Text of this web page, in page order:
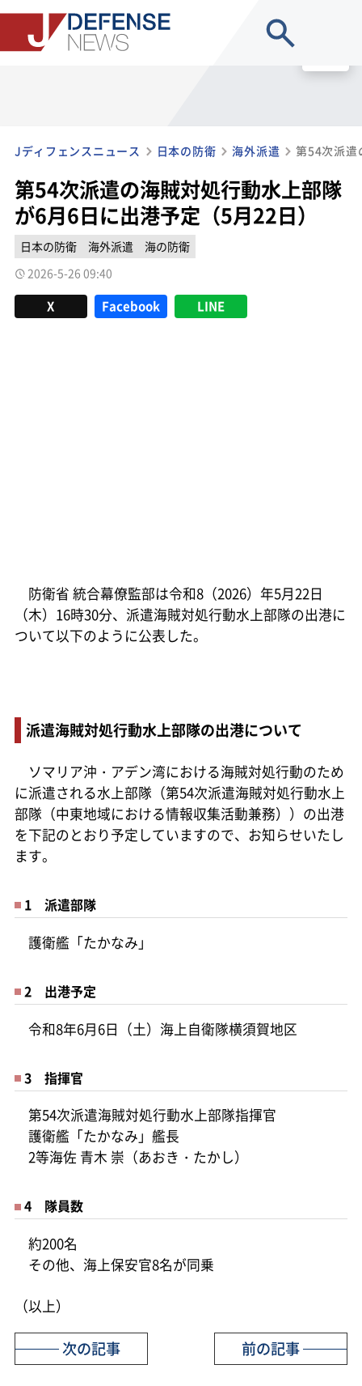
Jディフェンスニュース 日本の防衛 海外派遣
第54次派遣の海賊対処行動水上部隊
が6月6日に出港予定（5月22日）
日本の防衛 海外派遣
海の防衛
2026-5-26 09:40
X Facebook LINE
防衛省 統合幕僚監部は令和8（2026）年5月22日
（木）16時30分、派遣海賊対処行動水上部隊の出港に
ついて以下のように公表した。
派遣海賊対処行動水上部隊の出港について
ソマリア沖・アデン湾における海賊対処行動のため
に派遣される水上部隊（第54次派遣海賊対処行動水上
部隊（中東地域における情報収集活動兼務））の出港
を下記のとおり予定していますので、お知らせいたし
ます。
1 派遣部隊
護衛艦「たかなみ」
2 出港予定
令和8年6月6日（土）海上自衛隊横須賀地区
3 指揮官
第54次派遣海賊対処行動水上部隊指揮官
護衛艦「たかなみ」艦長
2等海佐 青木 崇（あおき・たかし）
4 隊員数
約200名
その他、海上保安官8名が同乗
（以上）
前の記事
次の記事